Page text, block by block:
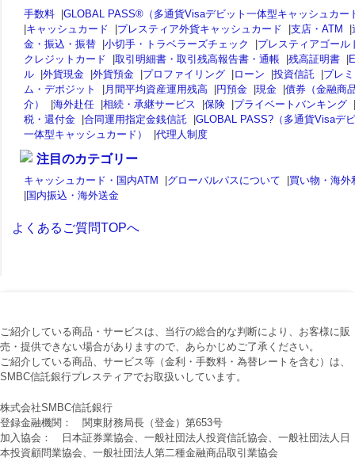
手数料 |GLOBAL PASS®（多通貨Visaデビット一体型キャッシュカー
|キャッシュカード |プレスティア外貨キャッシュカード |支店・ATM |
金・振込・振替 |小切手・トラベラーズチェック |プレスティアゴール
クレジットカード
|取引明細書・取引残高報告書・通帳 |残高証明書 |
ル |外貨現金 |外貨預金 |プロファイリング |ローン |投資信託 |プレ
ム・デポジット
| 月間平均資産運用残高 |円預金 |現金 |債券（金融商
介）
|海外赴任 |相続・承継サービス |保険 |プライベートバンキング |
税・還付金 |合同運用指定金銭信託 |GLOBAL PASS?（多通貨Visaデ
一体型キャッシュカード）
|代理人制度
注目のカテゴリー
キャッシュカード・国内ATM |グローバルパスについて |買い物・海外
|国内振込・海外送金
よくあるご質問TOPへ
ご紹介している商品・サービスは、当行の総合的な判断により、お客様に販
売・提供できない場合がありますので、あらかじめご了承ください。
ご紹介している商品、サービス等（金利・手数料・為替レートを含む）は、
SMBC信託銀行プレスティアでお取扱いしています。
株式会社SMBC信託銀行
登録金融機関： 関東財務局長（登金）第653号
加入協会： 日本証券業協会、一般社団法人投資信託協会、一般社団法人日
本投資顧問業協会、一般社団法人第二種金融商品取引業協会